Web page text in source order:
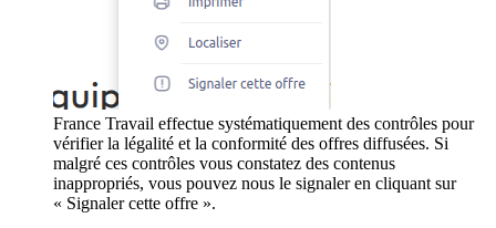
France Travail effectue systématiquement des contrôles pour
vérifier la légalité et la conformité des offres diffusées. Si
malgré ces contrôles vous constatez des contenus
inappropriés, vous pouvez nous le signaler en cliquant sur
« Signaler cette offre ».